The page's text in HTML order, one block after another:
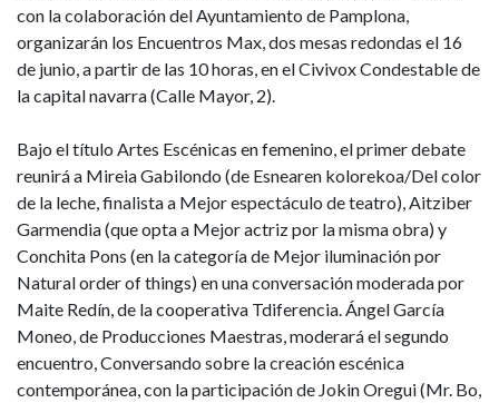
con la colaboración del Ayuntamiento de Pamplona,
organizarán los Encuentros Max, dos mesas redondas el 16
de junio, a partir de las 10 horas, en el Civivox Condestable de
la capital navarra (Calle Mayor, 2).
Bajo el título Artes Escénicas en femenino, el primer debate
reunirá a Mireia Gabilondo (de Esnearen kolorekoa/Del color
de la leche, finalista a Mejor espectáculo de teatro), Aitziber
Garmendia (que opta a Mejor actriz por la misma obra) y
Conchita Pons (en la categoría de Mejor iluminación por
Natural order of things) en una conversación moderada por
Maite Redín, de la cooperativa Tdiferencia. Ángel García
Moneo, de Producciones Maestras, moderará el segundo
encuentro, Conversando sobre la creación escénica
contemporánea, con la participación de Jokin Oregui (Mr. Bo,